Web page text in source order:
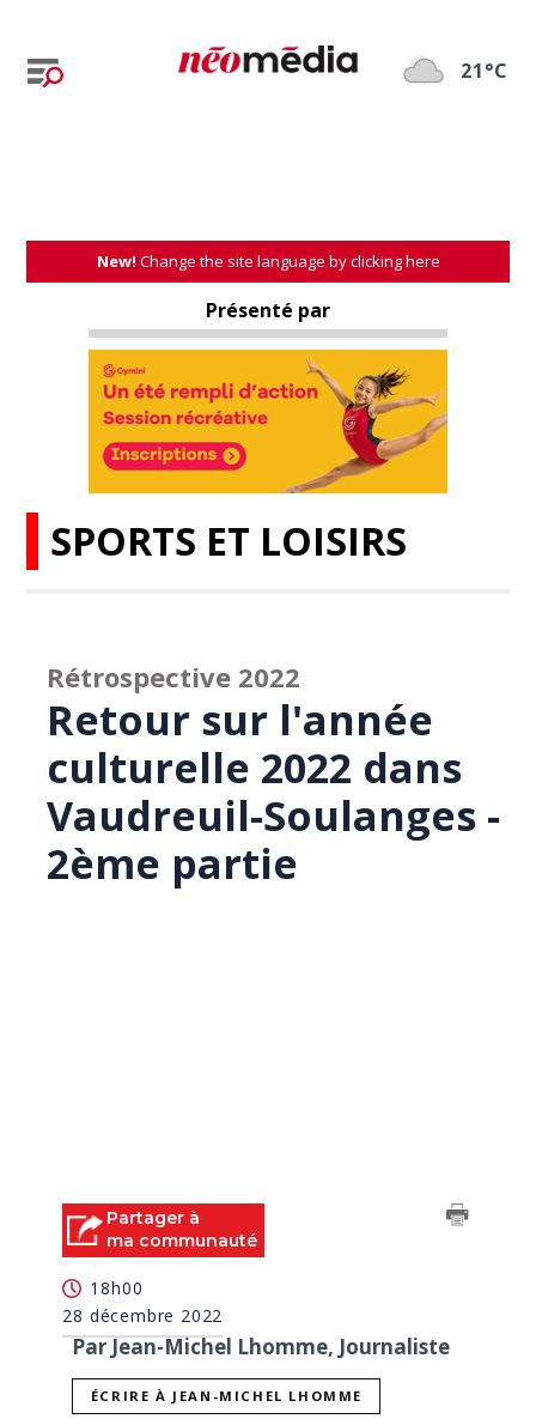
21°C
New! Change the site language by clicking here
Présenté par
SPORTS ET LOISIRS
Rétrospective 2022
Retour sur l'année
culturelle 2022 dans
Vaudreuil-Soulanges -
2ème partie
Partager à
ma communauté
18h00
28 décembre 2022
Par Jean-Michel Lhomme, Journaliste
ÉCRIRE À JEAN-MICHEL LHOMME